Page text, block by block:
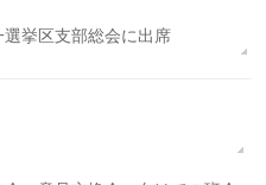
挙区支部総会に出席